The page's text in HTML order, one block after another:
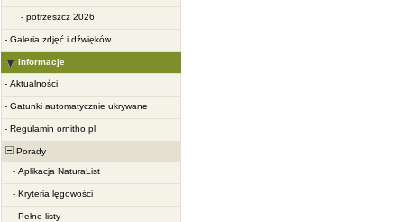
- potrzeszcz 2026
- Galeria zdjęć i dźwięków
Informacje
- Aktualności
- Gatunki automatycznie ukrywane
- Regulamin ornitho.pl
Porady
- Aplikacja NaturaList
- Kryteria lęgowości
- Pełne listy